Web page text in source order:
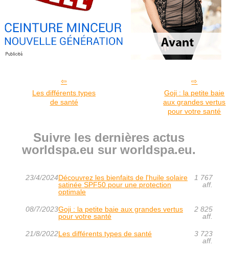
Les différents types
de santé
Goji : la petite baie
aux grandes vertus
pour votre santé
Suivre les dernières actus
worldspa.eu sur worldspa.eu.
23/4/2024Découvrez les bienfaits de l'huile solaire
satinée SPF50 pour une protection
optimale
1 767
aff.
08/7/2023Goji : la petite baie aux grandes vertus
pour votre santé
2 825
aff.
21/8/2022Les différents types de santé
3 723
aff.